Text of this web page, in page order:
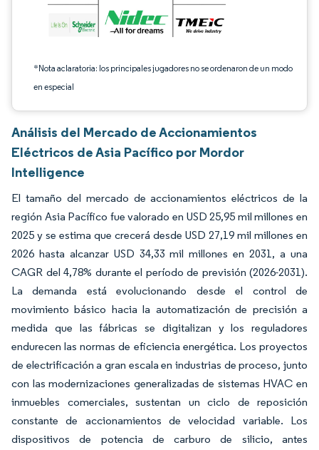
*Nota aclaratoria: los principales jugadores no se ordenaron de un modo
en especial
Análisis del Mercado de Accionamientos
Eléctricos de Asia Pacífico por Mordor
Intelligence
El tamaño del mercado de accionamientos eléctricos de la
región Asia Pacífico fue valorado en USD 25,95 mil millones en
2025 y se estima que crecerá desde USD 27,19 mil millones en
2026 hasta alcanzar USD 34,33 mil millones en 2031, a una
CAGR del 4,78% durante el período de previsión (2026-2031).
La demanda está evolucionando desde el control de
movimiento básico hacia la automatización de precisión a
medida que las fábricas se digitalizan y los reguladores
endurecen las normas de eficiencia energética. Los proyectos
de electrificación a gran escala en industrias de proceso, junto
con las modernizaciones generalizadas de sistemas HVAC en
inmuebles comerciales, sustentan un ciclo de reposición
constante de accionamientos de velocidad variable. Los
dispositivos de potencia de carburo de silicio, antes